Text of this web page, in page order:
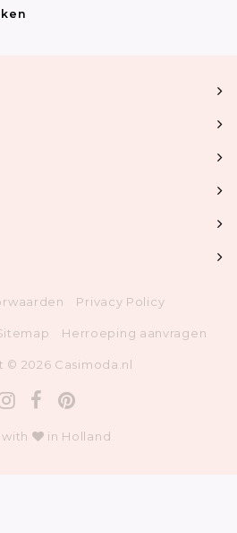
Privacy Policy
Herroeping aanvragen
© 2026 Casimoda.nl
in Holland